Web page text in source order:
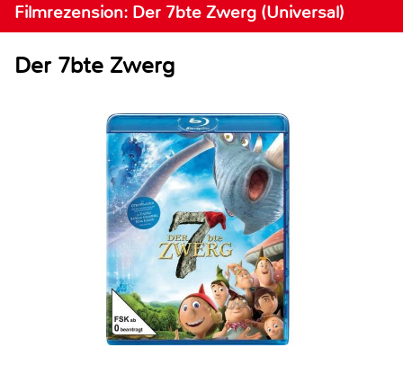
Filmrezension: Der 7bte Zwerg (Universal)
Der 7bte Zwerg